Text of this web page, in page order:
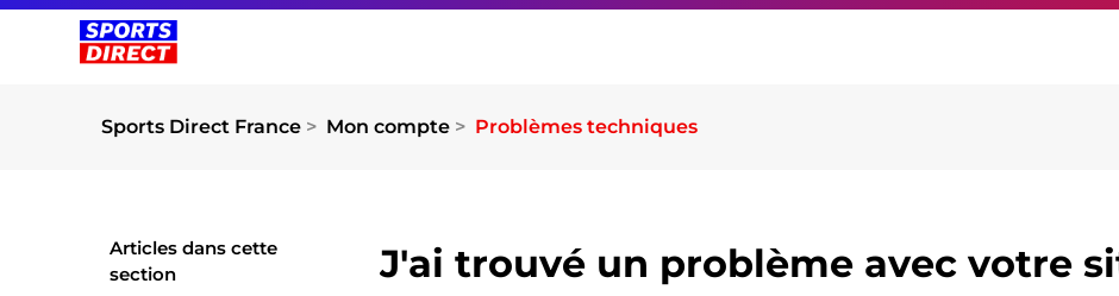
Sports Direct France Mon compte Problèmes techniques
Articles dans cette
section
J'ai trouvé un problème avec votre